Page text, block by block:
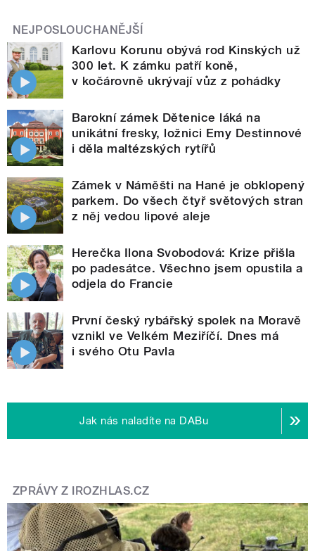
NEJPOSLOUCHANĚJŠÍ
Karlovu Korunu obývá rod Kinských už
300 let. K zámku patří koně,
v kočárovně ukrývají vůz z pohádky
Barokní zámek Dětenice láká na
unikátní fresky, ložnici Emy Destinnové
i děla maltézských rytířů
Zámek v Náměšti na Hané je obklopený
parkem. Do všech čtyř světových stran
z něj vedou lipové aleje
Herečka Ilona Svobodová: Krize přišla
po padesátce. Všechno jsem opustila a
odjela do Francie
První český rybářský spolek na Moravě
vznikl ve Velkém Meziříčí. Dnes má
i svého Otu Pavla
Jak nás naladíte na DABu
ZPRÁVY Z IROZHLAS.CZ